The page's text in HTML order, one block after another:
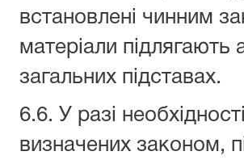
встановлені чинним
матеріали
загальних підставах.
6.6. У разі
визначених законом,